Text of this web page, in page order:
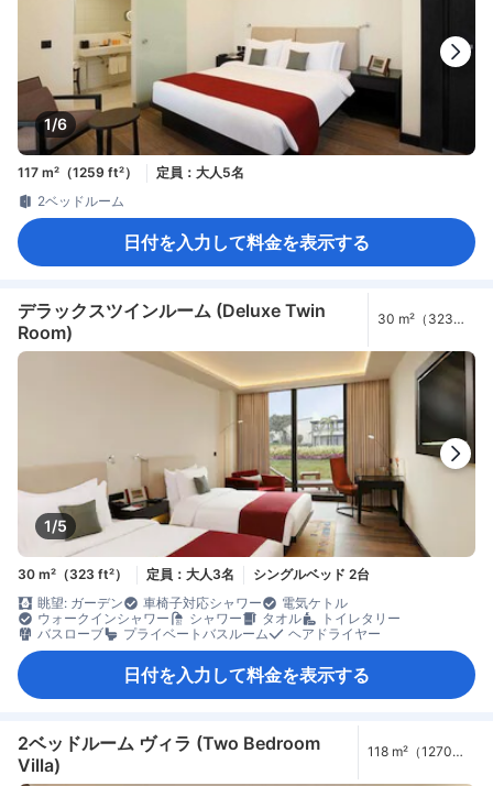
1/6
117 m²（1259 ft²）
定員：大人5名
2ベッドルーム
日付を入力して料金を表示する
デラックスツインルーム (Deluxe Twin
Room)
30 m²（323
1/5
30 m²（323 ft²） 定員：大人3名
シングルベッド 2台
眺望: ガーデン
車椅子対応シャワー
電気ケトル
ウォークインシャワー
シャワー タオル
トイレタリー
バスローブ
プライベートバスルーム ヘアドライヤー
日付を入力して料金を表示する
2ベッドルーム ヴィラ (Two Bedroom
Villa)
118 m²（1270